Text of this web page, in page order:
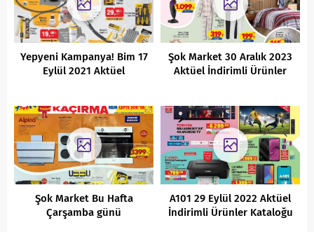
Yepyeni Kampanya! Bim 17
Eylül 2021 Aktüel
Şok Market 30 Aralık 2023
Aktüel İndirimli Ürünler
Şok Market Bu Hafta
Çarşamba günü
A101 29 Eylül 2022 Aktüel
İndirimli Ürünler Kataloğu